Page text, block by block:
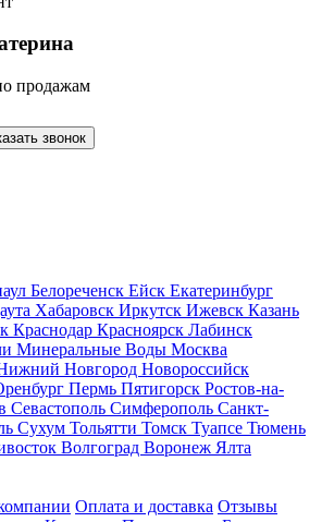
продажам
звонок
Белореченск Ейск Екатеринбург
Хабаровск Иркутск Ижевск Казань
Краснодар Красноярск Лабинск
Минеральные Воды Москва
Новгород Новороссийск
Пермь Пятигорск Ростов-на-
Севастополь Симферополь Санкт-
Сухум Тольятти Томск Туапсе Тюмень
Волгоград Воронеж Ялта
Оплата и доставка Отзывы